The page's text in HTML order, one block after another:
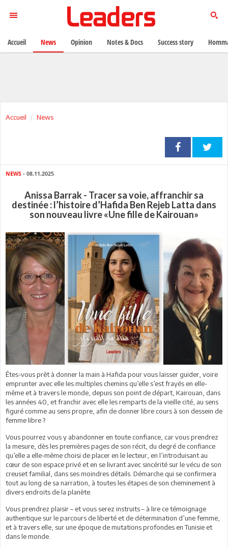
Accueil News
NEWS - 08.11.2025
Anissa Barrak - Tracer sa voie, affranchir sa
destinée : l’histoire d’Hafida Ben Rejeb Latta dans
son nouveau livre «Une fille de Kairouan»
Êtes-vous prêt à donner la main à Hafida pour vous laisser guider, voire
emprunter avec elle les multiples chemins qu’elle s’est frayés en elle-
même et à travers le monde, depuis son point de départ, Kairouan, dans
les années 40, et franchir avec elle les remparts de la vieille cité, au sens
figuré comme au sens propre, afin de donner libre cours à son dessein de
femme libre ?
Vous pourrez vous y abandonner en toute confiance, car vous prendrez
la mesure, dès les premières pages de son récit, du degré de confiance
qu’elle a elle-même choisi de placer en le lecteur, en l’introduisant au
cœur de son espace privé et en se livrant avec sincérité sur le vécu de son
creuset familial, dans ses moindres détails. Démarche qui se confirmera
tout au long de sa narration, à toutes les étapes de son cheminement à
divers endroits de la planète.
Vous prendrez plaisir – et vous serez instruits – à lire ce témoignage
authentique sur le parcours de liberté et de détermination d’une femme,
et à travers elle, sur une époque de mutations profondes en Tunisie et
dans le monde.
Accueil News Opinion Notes & Docs Success story